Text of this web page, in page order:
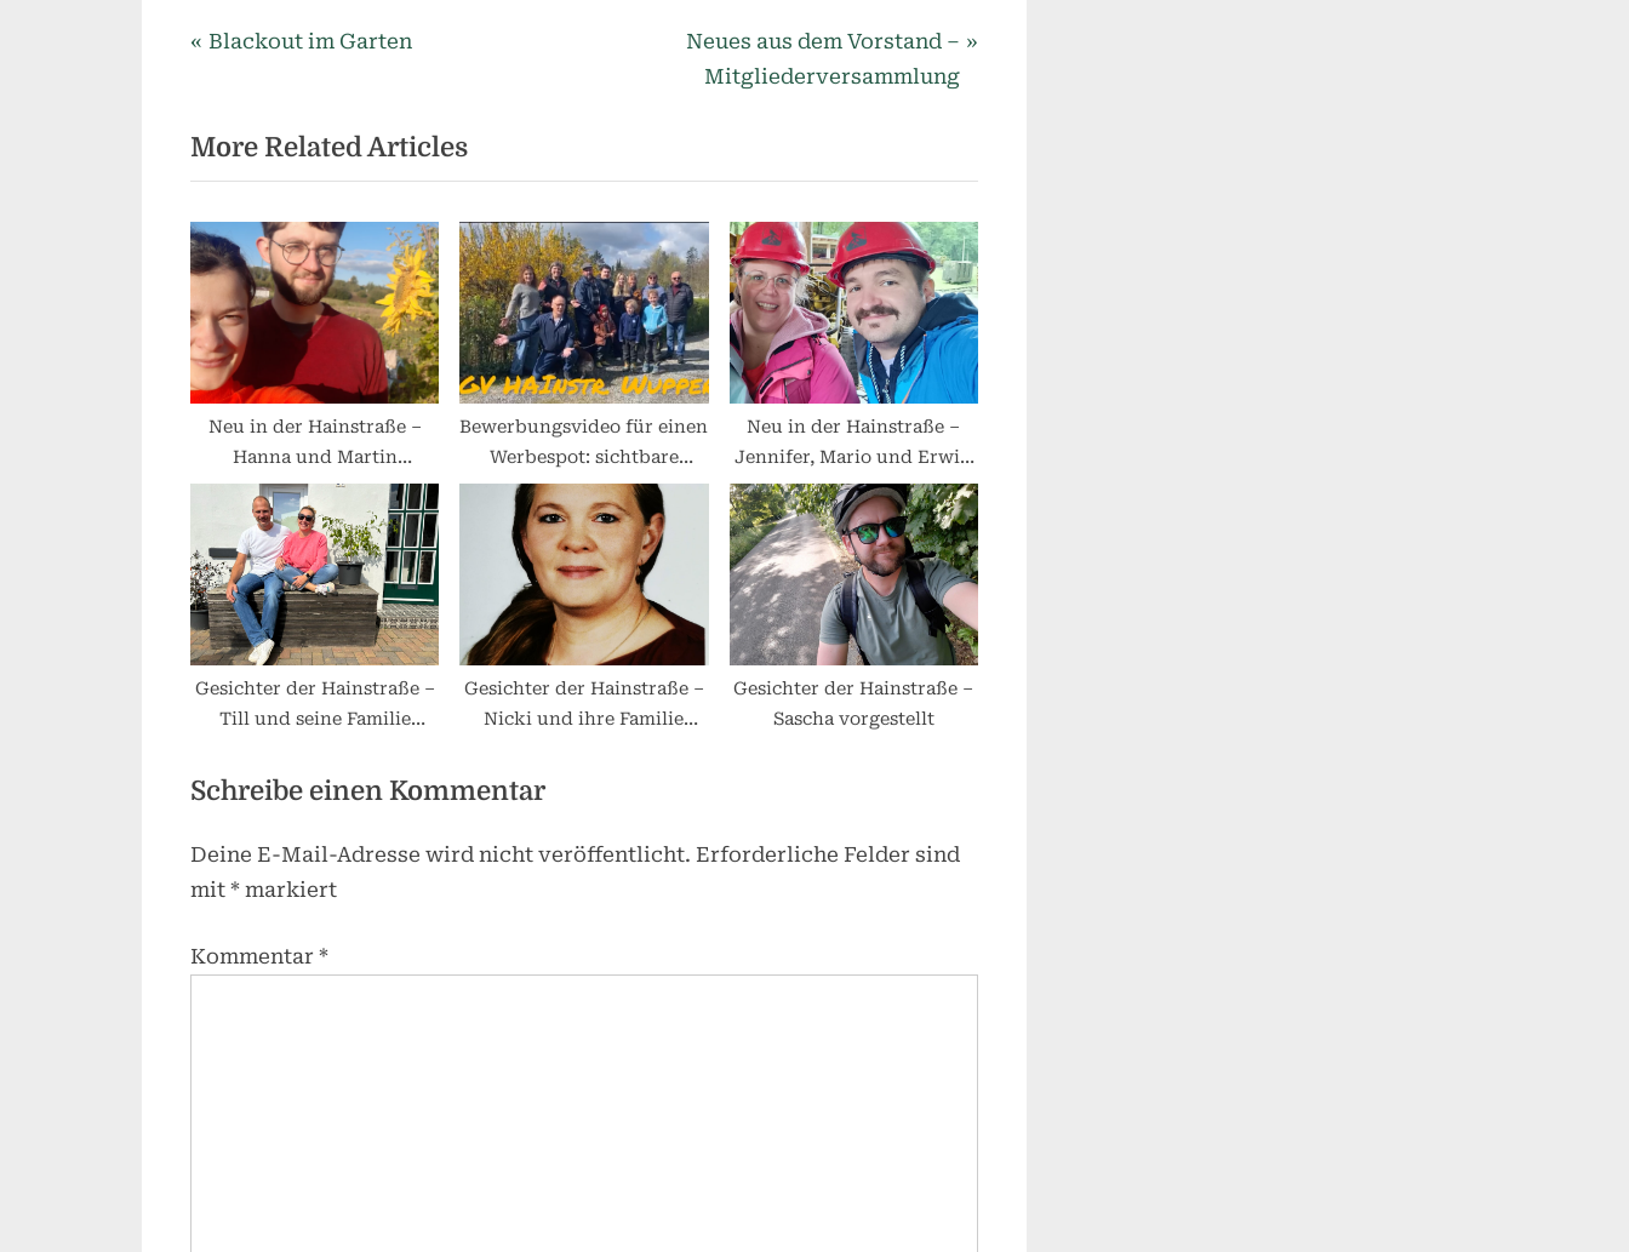
Beitragsnavigation
P
v
i
u
P
o
s
t
Blackout im Garten
N
P
s
t
:
Neues aus dem Vorstand –
Mitgliederversammlung
More Related Articles
Neu in der Hainstraße –
Hanna und Martin
vorgestellt
Bewerbungsvideo für einen
Werbespot: sichtbare
Gemeinschaft
Neu in der Hainstraße –
Jennifer, Mario und Erwin
vorgestellt
Gesichter der Hainstraße –
Till und seine Familie
Gesichter der Hainstraße –
Nicki und ihre Familie
Gesichter der Hainstraße –
Sascha vorgestellt
Schreibe einen Kommentar
Deine E-Mail-Adresse wird nicht veröffentlicht. Erforderliche Felder sind
mit * markiert
Kommentar *